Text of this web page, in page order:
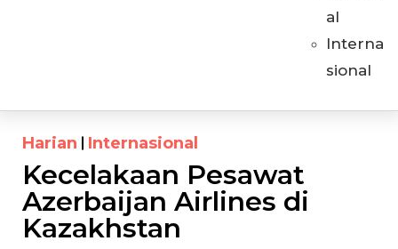
al
Interna
sional
Harian Internasional
Kecelakaan Pesawat
Azerbaijan Airlines di
Kazakhstan